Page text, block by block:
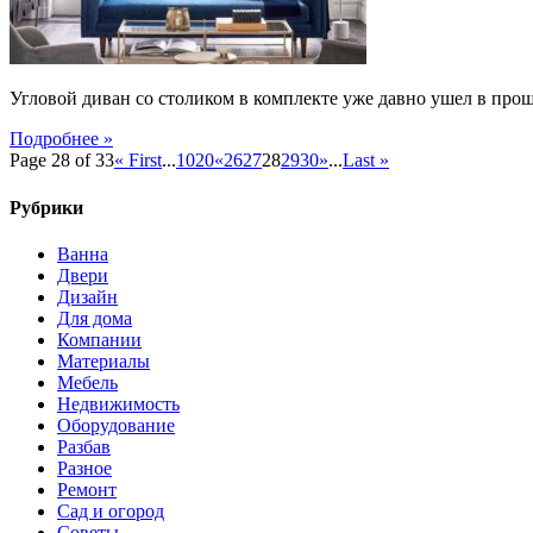
Угловой диван со столиком в комплекте уже давно ушел в
Подробнее »
Page 28 of 33« First...1020«2627282930»...Last »
Рубрики
Ванна
Двери
Дизайн
Для дома
Компании
Материалы
Мебель
Недвижимость
Оборудование
Разбав
Разное
Ремонт
Сад и огород